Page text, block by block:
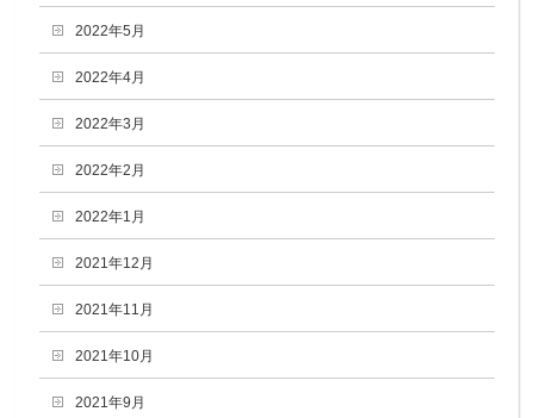
2022年5月
2022年4月
2022年3月
2022年2月
2022年1月
2021年12月
2021年11月
2021年10月
2021年9月